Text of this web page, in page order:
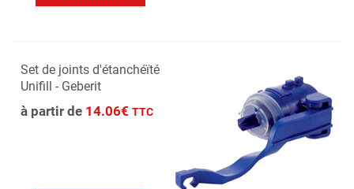
Set de joints d'étanchéïté
Unifill - Geberit
à partir de 14.06€ TTC